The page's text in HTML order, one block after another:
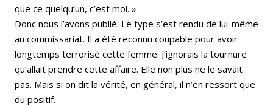
que ce quelqu’un, c’est moi. »
Donc nous l’avons publié. Le type s’est rendu de lui-même
au commissariat. Il a été reconnu coupable pour avoir
longtemps terrorisé cette femme. J’ignorais la tournure
qu’allait prendre cette affaire. Elle non plus ne le savait
pas. Mais si on dit la vérité, en général, il n’en ressort que
du positif.